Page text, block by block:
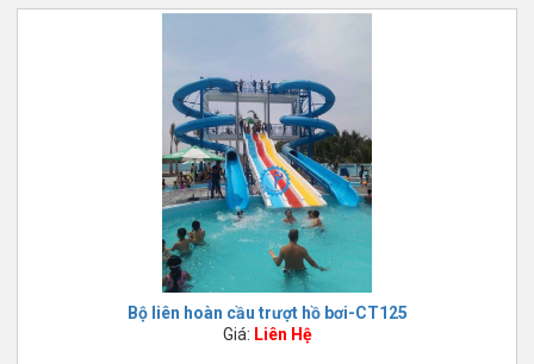
Bộ liên hoàn cầu trượt hồ bơi-CT125
Giá: Liên Hệ